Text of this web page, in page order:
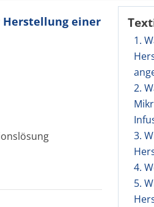
1.
2.
3.
4.
5.
Herstellung einer